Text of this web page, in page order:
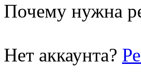
Почему нужна
Нет аккаунта?